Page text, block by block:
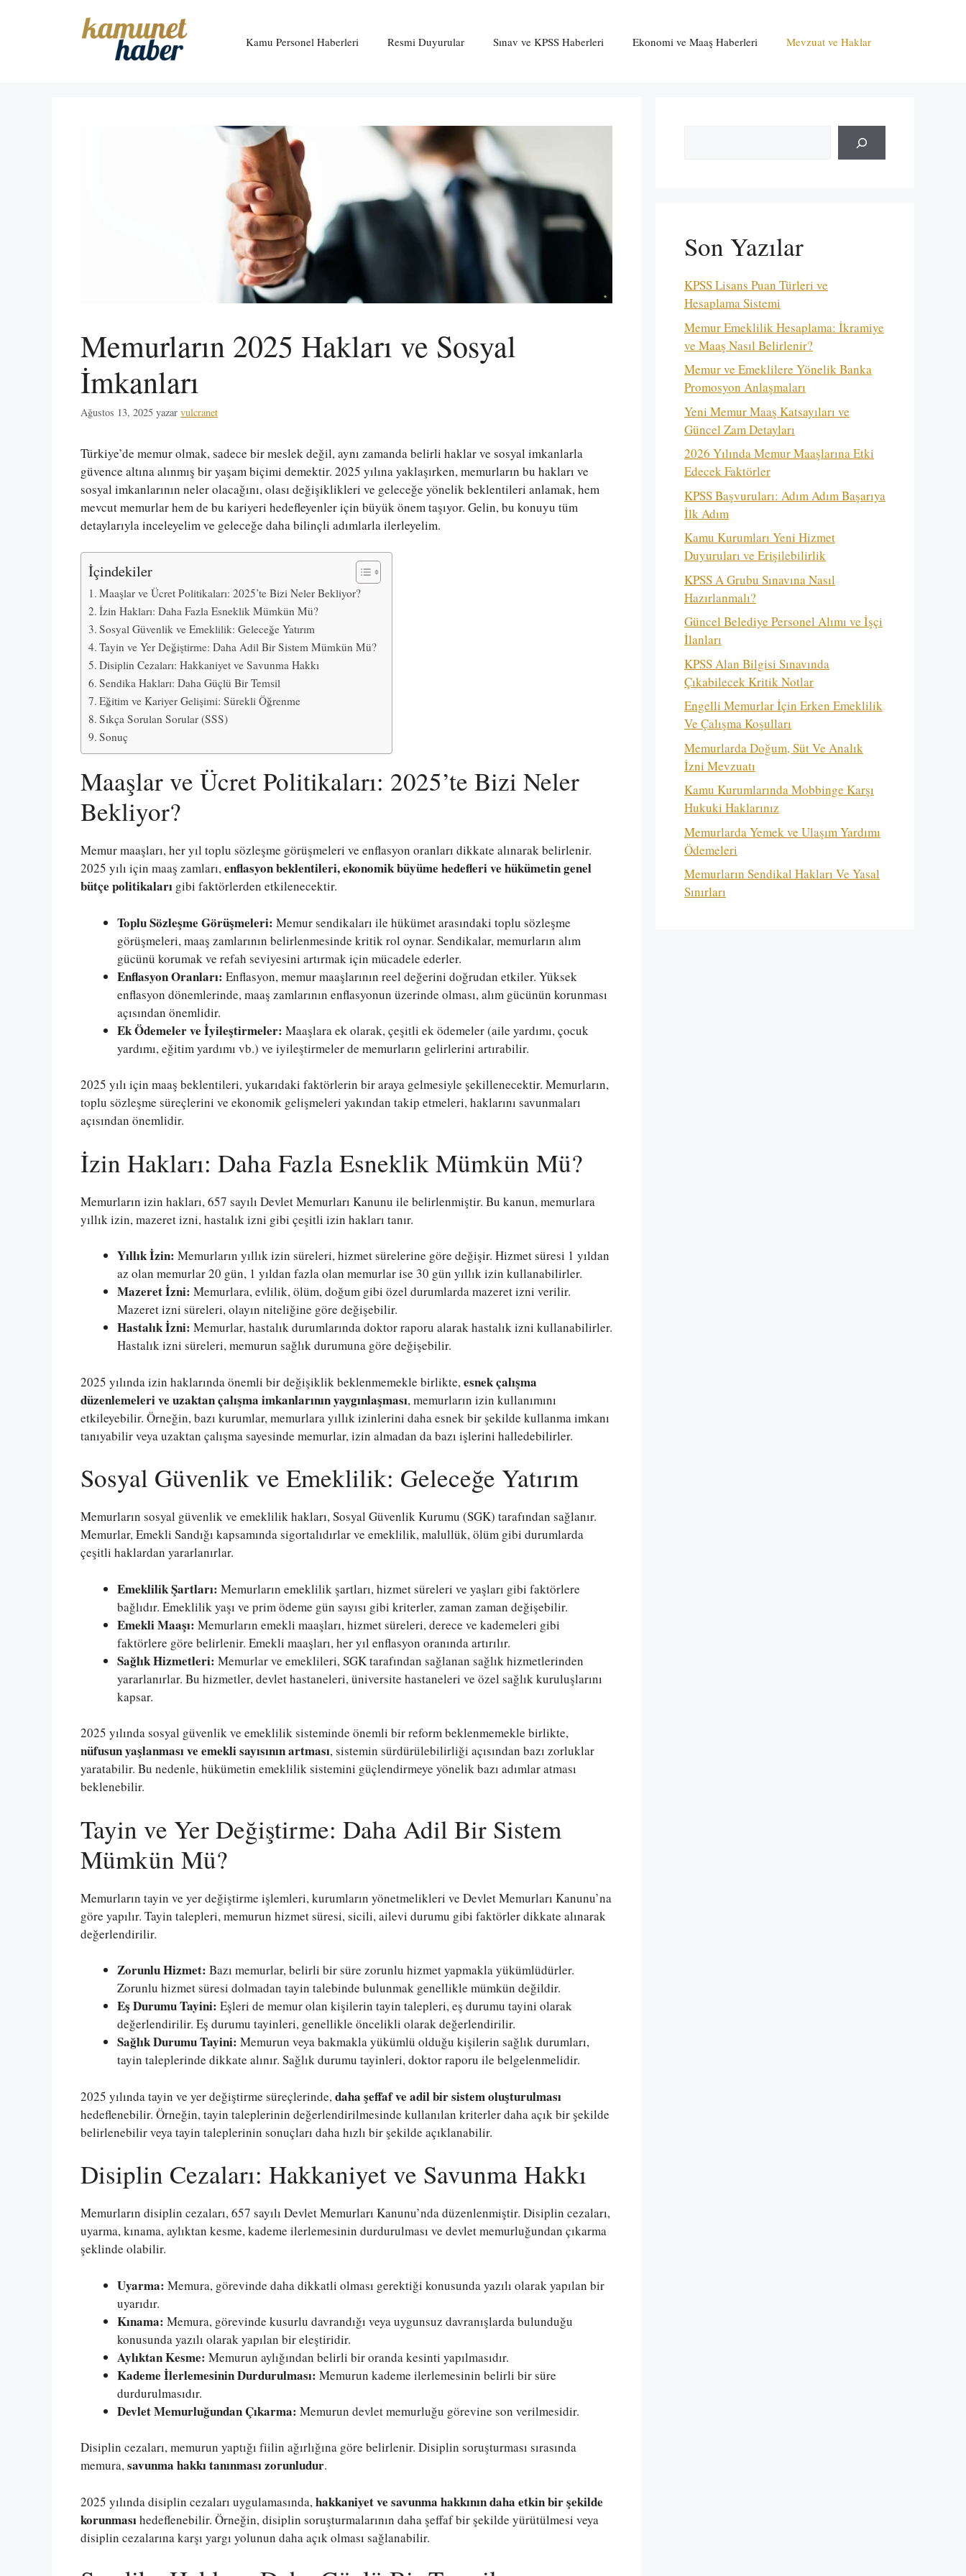
Kamu Personel Haberleri Resmi Duyurular Sınav ve KPSS Haberleri Ekonomi ve Maaş Haberleri Mevzuat ve Haklar
Memurların 2025 Hakları ve Sosyal
İmkanları
Ağustos 13, 2025 yazar vulcranet
Türkiye’de memur olmak, sadece bir meslek değil, aynı zamanda belirli haklar ve sosyal imkanlarla
güvence altına alınmış bir yaşam biçimi demektir. 2025 yılına yaklaşırken, memurların bu hakları ve
sosyal imkanlarının neler olacağını, olası değişiklikleri ve geleceğe yönelik beklentileri anlamak, hem
mevcut memurlar hem de bu kariyeri hedefleyenler için büyük önem taşıyor. Gelin, bu konuyu tüm
detaylarıyla inceleyelim ve geleceğe daha bilinçli adımlarla ilerleyelim.
İçindekiler
Maaşlar ve Ücret Politikaları: 2025’te Bizi Neler Bekliyor?
İzin Hakları: Daha Fazla Esneklik Mümkün Mü?
Sosyal Güvenlik ve Emeklilik: Geleceğe Yatırım
Tayin ve Yer Değiştirme: Daha Adil Bir Sistem Mümkün Mü?
Disiplin Cezaları: Hakkaniyet ve Savunma Hakkı
Sendika Hakları: Daha Güçlü Bir Temsil
Eğitim ve Kariyer Gelişimi: Sürekli Öğrenme
Sıkça Sorulan Sorular (SSS)
Sonuç
Maaşlar ve Ücret Politikaları: 2025’te Bizi Neler
Bekliyor?
Memur maaşları, her yıl toplu sözleşme görüşmeleri ve enflasyon oranları dikkate alınarak belirlenir.
2025 yılı için maaş zamları,enflasyon beklentileri, ekonomik büyüme hedefleri ve hükümetin genel
bütçe politikaları gibi faktörlerden etkilenecektir.
Toplu Sözleşme Görüşmeleri: Memur sendikaları ile hükümet arasındaki toplu sözleşme
görüşmeleri, maaş zamlarının belirlenmesinde kritik rol oynar. Sendikalar, memurların alım
gücünü korumak ve refah seviyesini artırmak için mücadele ederler.
Enflasyon Oranları: Enflasyon, memur maaşlarının reel değerini doğrudan etkiler. Yüksek
enflasyon dönemlerinde, maaş zamlarının enflasyonun üzerinde olması, alım gücünün korunması
açısından önemlidir.
Ek Ödemeler ve İyileştirmeler: Maaşlara ek olarak, çeşitli ek ödemeler (aile yardımı, çocuk
yardımı, eğitim yardımı vb.) ve iyileştirmeler de memurların gelirlerini artırabilir.
2025 yılı için maaş beklentileri, yukarıdaki faktörlerin bir araya gelmesiyle şekillenecektir. Memurların,
toplu sözleşme süreçlerini ve ekonomik gelişmeleri yakından takip etmeleri, haklarını savunmaları
açısından önemlidir.
İzin Hakları: Daha Fazla Esneklik Mümkün Mü?
Memurların izin hakları, 657 sayılı Devlet Memurları Kanunu ile belirlenmiştir. Bu kanun, memurlara
yıllık izin, mazeret izni, hastalık izni gibi çeşitli izin hakları tanır.
Yıllık İzin: Memurların yıllık izin süreleri, hizmet sürelerine göre değişir. Hizmet süresi 1 yıldan
az olan memurlar 20 gün, 1 yıldan fazla olan memurlar ise 30 gün yıllık izin kullanabilirler.
Mazeret İzni: Memurlara, evlilik, ölüm, doğum gibi özel durumlarda mazeret izni verilir.
Mazeret izni süreleri, olayın niteliğine göre değişebilir.
Hastalık İzni: Memurlar, hastalık durumlarında doktor raporu alarak hastalık izni kullanabilirler.
Hastalık izni süreleri, memurun sağlık durumuna göre değişebilir.
2025 yılında izin haklarında önemli bir değişiklik beklenmemekle birlikte,esnek çalışma
düzenlemeleri ve uzaktan çalışma imkanlarının yaygınlaşması, memurların izin kullanımını
etkileyebilir. Örneğin, bazı kurumlar, memurlara yıllık izinlerini daha esnek bir şekilde kullanma imkanı
tanıyabilir veya uzaktan çalışma sayesinde memurlar, izin almadan da bazı işlerini halledebilirler.
Sosyal Güvenlik ve Emeklilik: Geleceğe Yatırım
Memurların sosyal güvenlik ve emeklilik hakları, Sosyal Güvenlik Kurumu (SGK) tarafından sağlanır.
Memurlar, Emekli Sandığı kapsamında sigortalıdırlar ve emeklilik, malullük, ölüm gibi durumlarda
çeşitli haklardan yararlanırlar.
Emeklilik Şartları: Memurların emeklilik şartları, hizmet süreleri ve yaşları gibi faktörlere
bağlıdır. Emeklilik yaşı ve prim ödeme gün sayısı gibi kriterler, zaman zaman değişebilir.
Emekli Maaşı: Memurların emekli maaşları, hizmet süreleri, derece ve kademeleri gibi
faktörlere göre belirlenir. Emekli maaşları, her yıl enflasyon oranında artırılır.
Sağlık Hizmetleri: Memurlar ve emeklileri, SGK tarafından sağlanan sağlık hizmetlerinden
yararlanırlar. Bu hizmetler, devlet hastaneleri, üniversite hastaneleri ve özel sağlık kuruluşlarını
kapsar.
2025 yılında sosyal güvenlik ve emeklilik sisteminde önemli bir reform beklenmemekle birlikte,
nüfusun yaşlanması ve emekli sayısının artması, sistemin sürdürülebilirliği açısından bazı zorluklar
yaratabilir. Bu nedenle, hükümetin emeklilik sistemini güçlendirmeye yönelik bazı adımlar atması
beklenebilir.
Tayin ve Yer Değiştirme: Daha Adil Bir Sistem
Mümkün Mü?
Memurların tayin ve yer değiştirme işlemleri, kurumların yönetmelikleri ve Devlet Memurları Kanunu’na
göre yapılır. Tayin talepleri, memurun hizmet süresi, sicili, ailevi durumu gibi faktörler dikkate alınarak
değerlendirilir.
Zorunlu Hizmet: Bazı memurlar, belirli bir süre zorunlu hizmet yapmakla yükümlüdürler.
Zorunlu hizmet süresi dolmadan tayin talebinde bulunmak genellikle mümkün değildir.
Eş Durumu Tayini: Eşleri de memur olan kişilerin tayin talepleri, eş durumu tayini olarak
değerlendirilir. Eş durumu tayinleri, genellikle öncelikli olarak değerlendirilir.
Sağlık Durumu Tayini: Memurun veya bakmakla yükümlü olduğu kişilerin sağlık durumları,
tayin taleplerinde dikkate alınır. Sağlık durumu tayinleri, doktor raporu ile belgelenmelidir.
2025 yılında tayin ve yer değiştirme süreçlerinde,daha şeffaf ve adil bir sistem oluşturulması
hedeflenebilir. Örneğin, tayin taleplerinin değerlendirilmesinde kullanılan kriterler daha açık bir şekilde
belirlenebilir veya tayin taleplerinin sonuçları daha hızlı bir şekilde açıklanabilir.
Disiplin Cezaları: Hakkaniyet ve Savunma Hakkı
Memurların disiplin cezaları, 657 sayılı Devlet Memurları Kanunu’nda düzenlenmiştir. Disiplin cezaları,
uyarma, kınama, aylıktan kesme, kademe ilerlemesinin durdurulması ve devlet memurluğundan çıkarma
şeklinde olabilir.
Uyarma: Memura, görevinde daha dikkatli olması gerektiği konusunda yazılı olarak yapılan bir
uyarıdır.
Kınama: Memura, görevinde kusurlu davrandığı veya uygunsuz davranışlarda bulunduğu
konusunda yazılı olarak yapılan bir eleştiridir.
Aylıktan Kesme: Memurun aylığından belirli bir oranda kesinti yapılmasıdır.
Kademe İlerlemesinin Durdurulması: Memurun kademe ilerlemesinin belirli bir süre
durdurulmasıdır.
Devlet Memurluğundan Çıkarma: Memurun devlet memurluğu görevine son verilmesidir.
Disiplin cezaları, memurun yaptığı fiilin ağırlığına göre belirlenir. Disiplin soruşturması sırasında
memura,savunma hakkı tanınması zorunludur.
2025 yılında disiplin cezaları uygulamasında,hakkaniyet ve savunma hakkının daha etkin bir şekilde
korunmasıhedeflenebilir. Örneğin, disiplin soruşturmalarının daha şeffaf bir şekilde yürütülmesi veya
disiplin cezalarına karşı yargı yolunun daha açık olması sağlanabilir.
Son Yazılar
KPSS Lisans Puan Türleri ve
Hesaplama Sistemi
Memur Emeklilik Hesaplama: İkramiye
ve Maaş Nasıl Belirlenir?
Memur ve Emeklilere Yönelik Banka
Promosyon Anlaşmaları
Yeni Memur Maaş Katsayıları ve
Güncel Zam Detayları
2026 Yılında Memur Maaşlarına Etki
Edecek Faktörler
KPSS Başvuruları: Adım Adım Başarıya
İlk Adım
Kamu Kurumları Yeni Hizmet
Duyuruları ve Erişilebilirlik
KPSS A Grubu Sınavına Nasıl
Hazırlanmalı?
Güncel Belediye Personel Alımı ve İşçi
İlanları
KPSS Alan Bilgisi Sınavında
Çıkabilecek Kritik Notlar
Engelli Memurlar İçin Erken Emeklilik
Ve Çalışma Koşulları
Memurlarda Doğum, Süt Ve Analık
İzni Mevzuatı
Kamu Kurumlarında Mobbinge Karşı
Hukuki Haklarınız
Memurlarda Yemek ve Ulaşım Yardımı
Ödemeleri
Memurların Sendikal Hakları Ve Yasal
Sınırları